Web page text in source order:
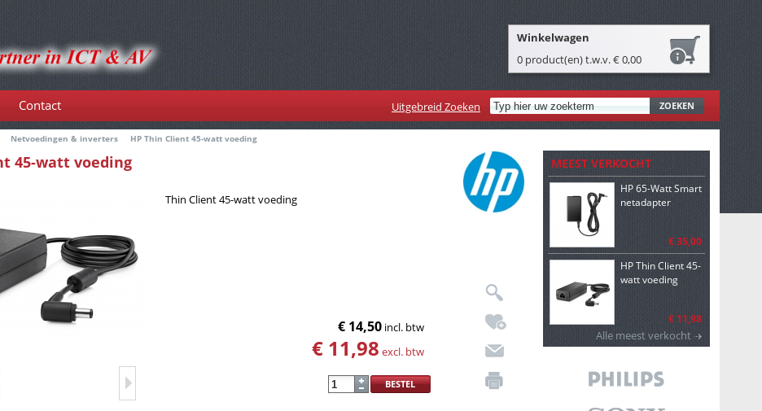
Netvoedingen & inverters HP Thin Client 45-watt voeding
Contact Uitgebreid Zoeken ZOEKEN
Winkelwagen
0 product(en) t.w.v. € 0,00
45-watt voeding
Thin Client 45-watt voeding
€ 14,50incl. btw
€ 11,98 excl. btw
BESTEL
MEEST VERKOCHT
HP 65-Watt Smart
netadapter
€ 35,00
HP Thin Client 45-
watt voeding
€ 11,98
Alle meest verkocht